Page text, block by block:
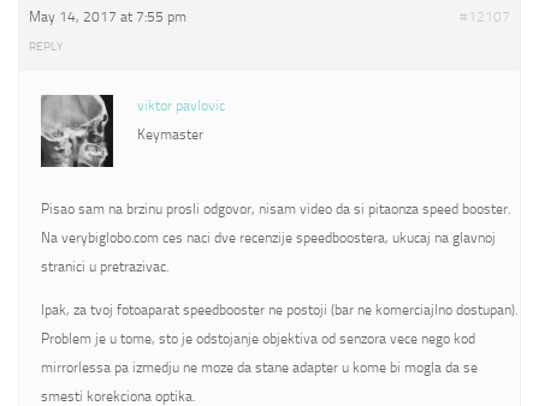
May 14, 2017 at 7:55 pm #12107
REPLY
viktor pavlovic
Keymaster
Pisao sam na brzinu prosli odgovor, nisam video da si pitaonza speed booster.
Na verybiglobo.com ces naci dve recenzije speedboostera, ukucaj na glavnoj
stranici u pretrazivac.
Ipak, za tvoj fotoaparat speedbooster ne postoji (bar ne komerciajlno dostupan).
Problem je u tome, sto je odstojanje objektiva od senzora vece nego kod
mirrorlessa pa izmedju ne moze da stane adapter u kome bi mogla da se
smesti korekciona optika.